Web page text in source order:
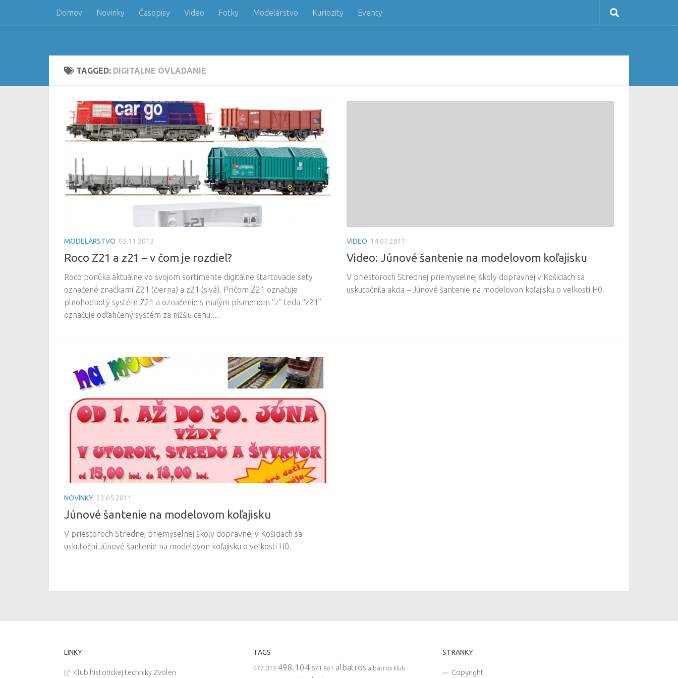
Skip to content
Domov Novinky Časopisy Video Fotky Modelárstvo Kuriozity Eventy
TAGGED: DIGITALNE OVLADANIE
MODELÁRSTVO 03.11.2013
Roco Z21 a z21 – v čom je rozdiel?
Roco ponúka aktuálne vo svojom sortimente digitálne štartovacie sety
označené značkami Z21 (čierna) a z21 (sivá). Pričom Z21 označuje
plnohodnotý systém Z21 a označenie s malým písmenom “z” teda “z21”
označuje odľahčený systém za nižšiu cenu....
VIDEO 14.07.2011
Video: Júnové šantenie na modelovom koľajisku
V priestoroch Strednej priemyselnej školy dopravnej v Košiciach sa
uskutočnila akcia – Júnové šantenie na modelovon koľajisku o velkosti H0.
NOVINKY 23.05.2011
Júnové šantenie na modelovom koľajisku
V priestoroch Strednej priemyselnej školy dopravnej v Košiciach sa
uskutoční Júnové šantenie na modelovon koľajisku o velkosti H0.
LINKY
Klub historickej techniky Zvolen
TAGS
477.013 498.104 671 861 albatros albatros klub
STRANKY
Copyright